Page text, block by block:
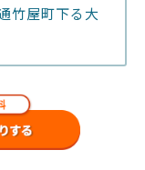
竹屋町下る大